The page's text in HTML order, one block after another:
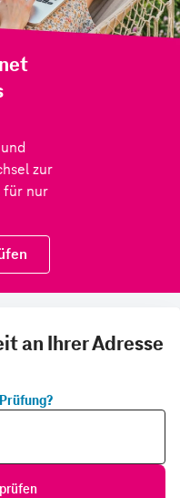
an Ihrer Adresse